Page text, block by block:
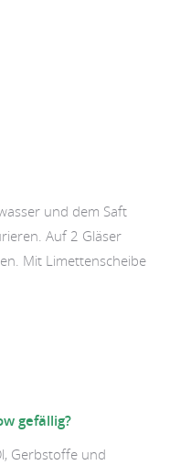
und dem Saft
Auf 2 Gläser
Mit Limettenscheibe
gefällig?
Gerbstoffe und